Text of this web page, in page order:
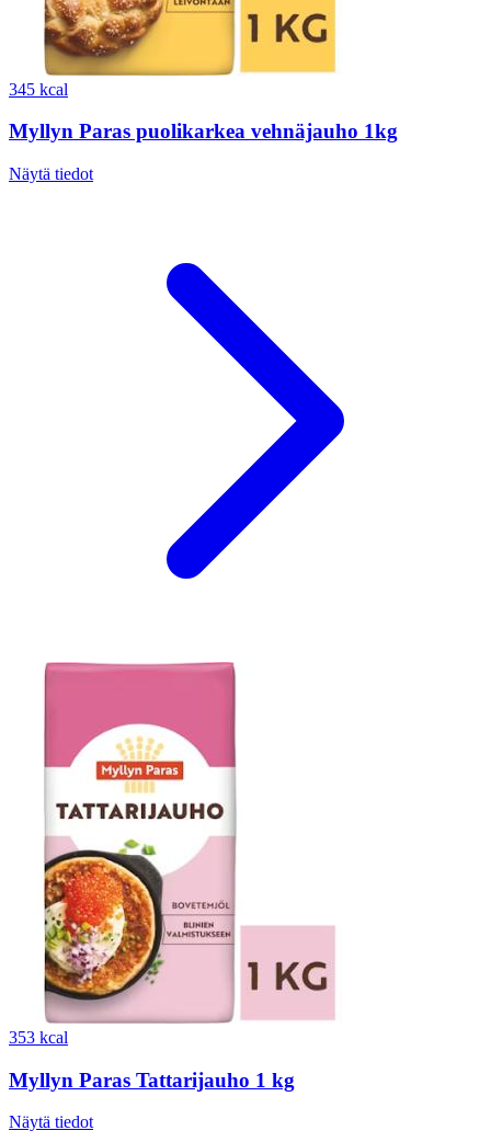
345 kcal
Myllyn Paras puolikarkea vehnäjauho 1kg
Näytä tiedot
353 kcal
Myllyn Paras Tattarijauho 1 kg
Näytä tiedot